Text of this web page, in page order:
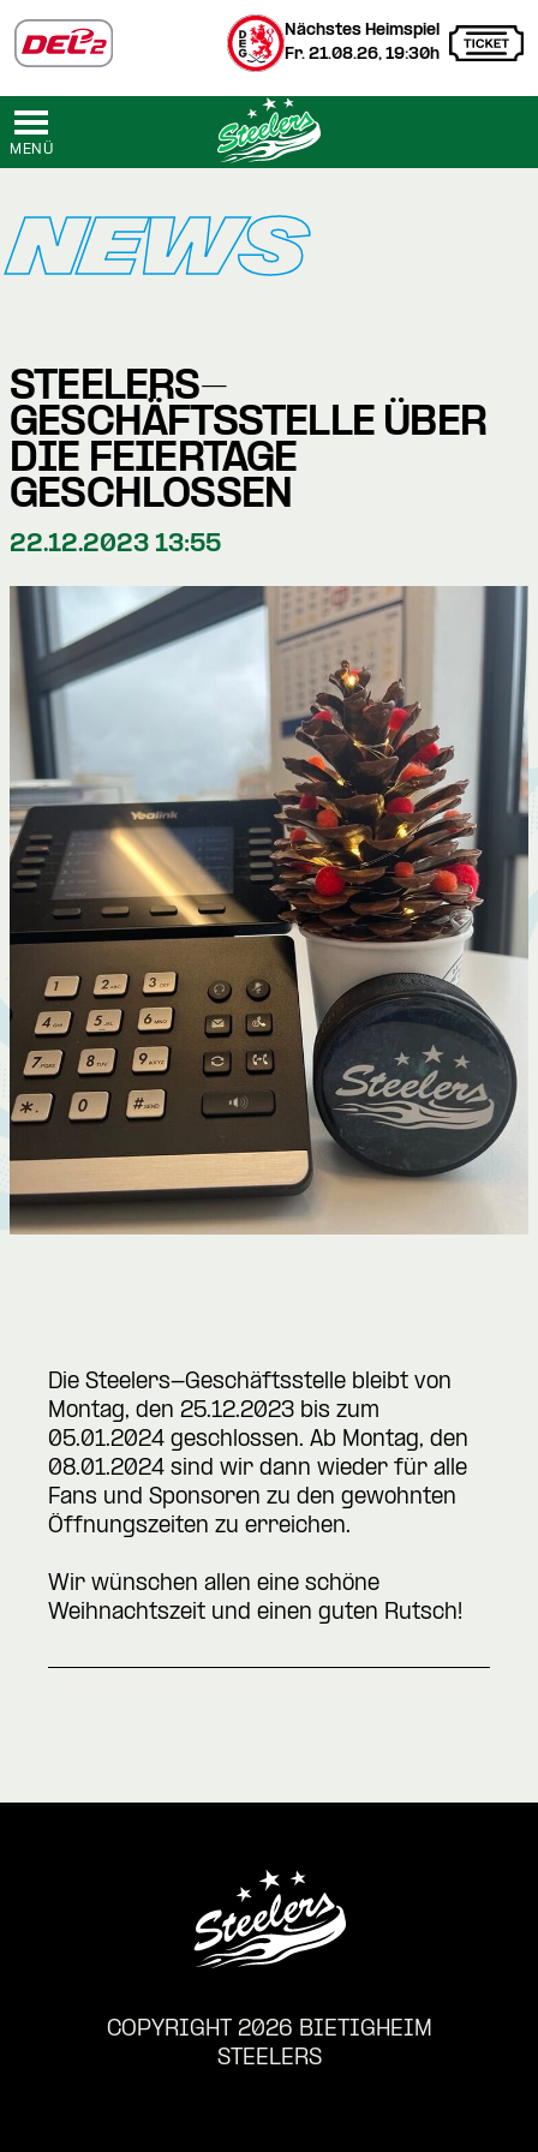
Nächstes Heimspiel
Fr. 21.08.26, 19:30h
MENÜ
NEWS
STEELERS-
GESCHÄFTSSTELLE ÜBER
DIE FEIERTAGE
GESCHLOSSEN
22.12.2023 13:55
Die Steelers-Geschäftsstelle bleibt von
Montag, den 25.12.2023 bis zum
05.01.2024 geschlossen. Ab Montag, den
08.01.2024 sind wir dann wieder für alle
Fans und Sponsoren zu den gewohnten
Öffnungszeiten zu erreichen.
Wir wünschen allen eine schöne
Weihnachtszeit und einen guten Rutsch!
COPYRIGHT 2026 BIETIGHEIM
STEELERS